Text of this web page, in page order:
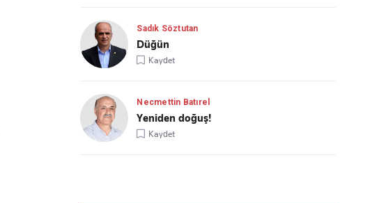
Sadık Söztutan
Düğün
Kaydet
Necmettin Batırel
Yeniden doğuş!
Kaydet